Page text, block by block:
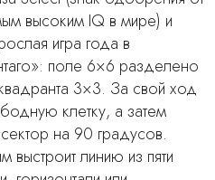
высоким IQ в мире) и
игра года в
поле 6×6 разделено
3×3. За свой ход
клетку, а затем
на 90 градусов.
выстроит линию из пяти